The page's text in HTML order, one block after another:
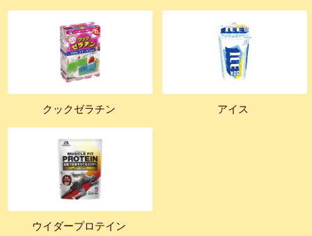
クックゼラチン アイス
ウイダープロテイン